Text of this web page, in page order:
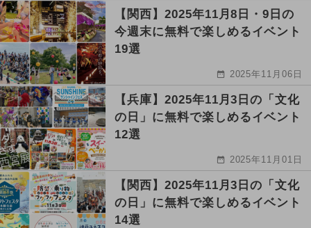
【関西】2025年11月8日・9日の
今週末に無料で楽しめるイベント
19選
2025年11月06日
【兵庫】2025年11月3日の「文化
の日」に無料で楽しめるイベント
12選
2025年11月01日
【関西】2025年11月3日の「文化
の日」に無料で楽しめるイベント
14選